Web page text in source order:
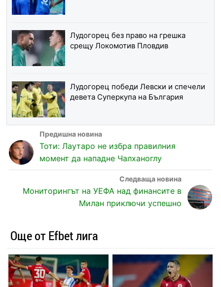
Лудогорец без право на грешка
срещу Локомотив Пловдив
Лудогорец победи Левски и спечели
девета Суперкупа на България
Тоти: Лаутаро не избра правилния
момент да нападне Чалханоглу
Мониторингът на УЕФА над финансите в
Милан приключи успешно
Още от Efbet лига